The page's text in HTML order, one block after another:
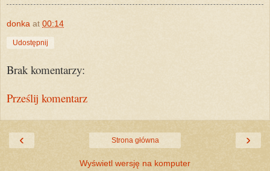
donka at 00:14
Udostępnij
Brak komentarzy:
Prześlij komentarz
‹ ›
Strona główna
Wyświetl wersję na komputer